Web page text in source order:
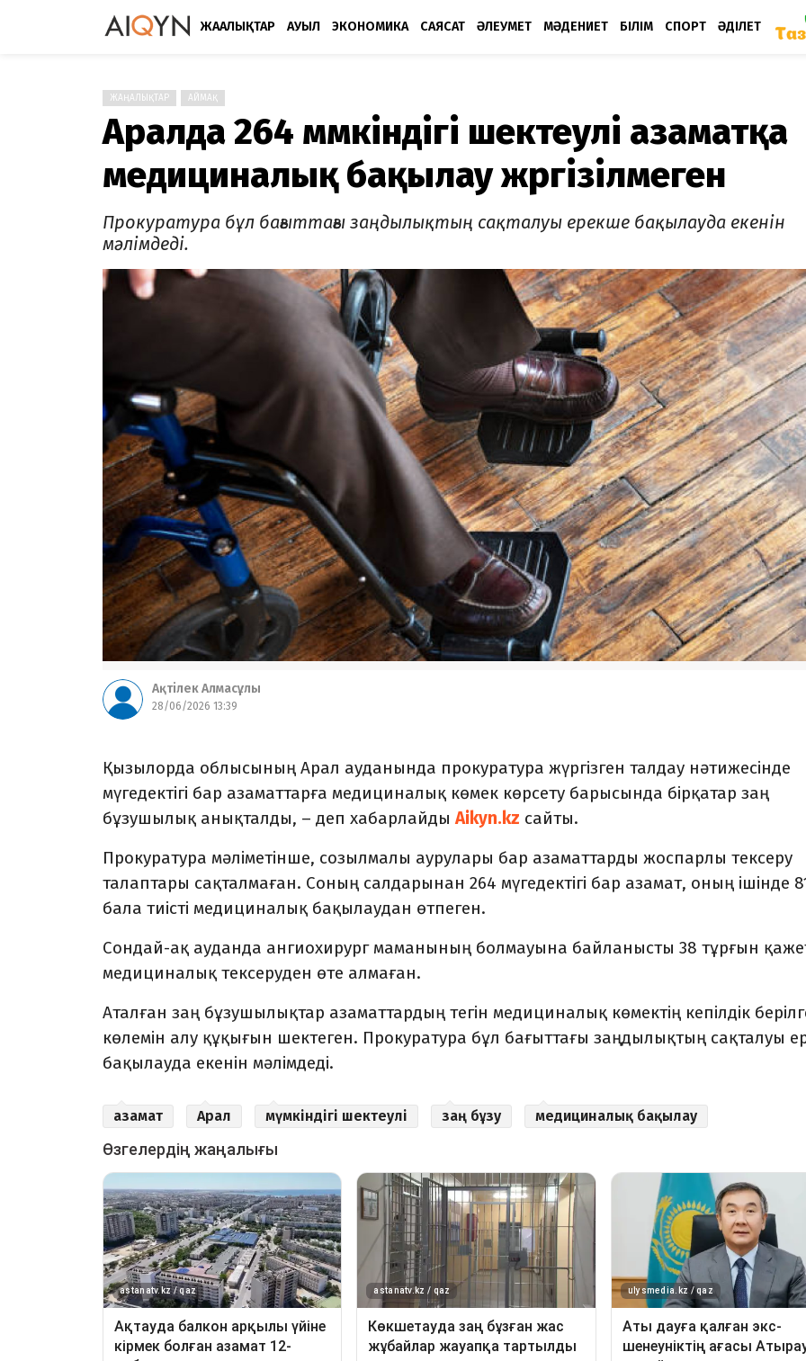
ЖАҢАЛЫҚТАР АУЫЛ ЭКОНОМИКА САЯСАТ ӘЛЕУМЕТ МӘДЕНИЕТ БІЛІМ СПОРТ ӘДІЛЕТ
ЖАҢАЛЫҚТАР АЙМАҚ
Аралда 264 мүмкіндігі шектеулі азаматқа
медициналық бақылау жүргізілмеген
Прокуратура бұл бағыттағы заңдылықтың сақталуы ерекше бақылауда екенін
мәлімдеді.
Ақтілек Алмасұлы
28/06/2026 13:39
Қызылорда облысының Арал ауданында прокуратура жүргізген талдау нәтижесінде
мүгедектігі бар азаматтарға медициналық көмек көрсету барысында бірқатар заң
бұзушылық анықталды, – деп хабарлайдыAikyn.kz сайты.
Прокуратура мәліметінше, созылмалы аурулары бар азаматтарды жоспарлы тексеру
талаптары сақталмаған. Соның салдарынан 264 мүгедектігі бар азамат, оның ішінде
бала тиісті медициналық бақылаудан өтпеген.
Сондай-ақ ауданда ангиохирург маманының болмауына байланысты 38 тұрғын
медициналық тексеруден өте алмаған.
Аталған заң бұзушылықтар азаматтардың тегін медициналық көмектің кепілдік
көлемін алу құқығын шектеген. Прокуратура бұл бағыттағы заңдылықтың сақталуы
бақылауда екенін мәлімдеді.
азамат Арал мүмкіндігі шектеулі заң бұзу медициналық бақылау